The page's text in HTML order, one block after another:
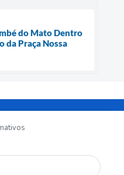
do Mato Dentro
da Praça Nossa